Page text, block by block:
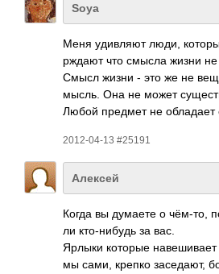
Soya
Меня удив­ляют люди,
рждают что смысла жизни не
Смысл жизни - это же не
мысль. Она не может
Любой предмет не обла­дает
2012-04-13 #25191
Алексей
Когда вы думаете о чём-то,
ли кто-­нибудь за вас.
Ярлыки которые
мы сами, крепко засе­дают,